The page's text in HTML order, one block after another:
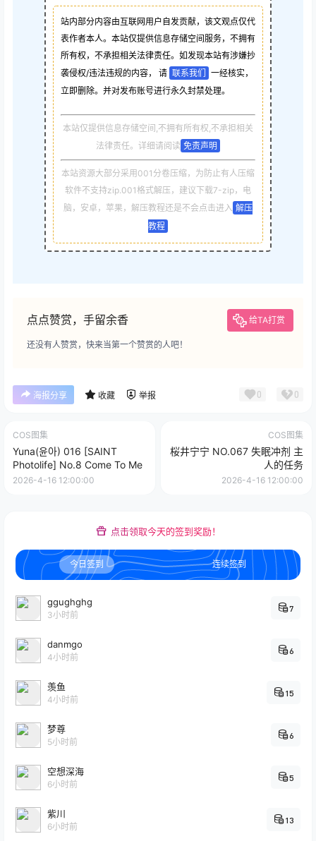
站内部分内容由互联网用户自发贡献，该文观点仅代
表作者本人。本站仅提供信息存储空间服务，不拥有
所有权，不承担相关法律责任。如发现本站有涉嫌抄
袭侵权/违法违规的内容， 请 联系我们
一经核实，
立即删除。并对发布账号进行永久封禁处理。
本站仅提供信息存储空间,不拥有所有权,不承担相关
法律责任。详细请阅读 免责声明
本站资源大部分采用001分卷压缩，为防止有人压缩
软件不支持zip.001格式解压，建议下载7-zip，电
脑，安卓，苹果，解压教程还是不会点击进入 解压
教程
点点赞赏，手留余香 给TA打赏
还没有人赞赏，快来当第一个赞赏的人吧！
海报分享 收藏 举报 0 0
COS图集
Yuna(윤아) 016 [SAINT
Photolife] No.8 Come To Me
2026-4-16 12:00:00
COS图集
桜井宁宁 NO.067 失眠冲剂 主
人的任务
2026-4-16 12:00:00
点击领取今天的签到奖励！
今日签到 连续签到
ggughghg
3小时前
7
danmgo
4小时前
6
羡鱼
4小时前
15
梦尊
5小时前
6
空想深海
6小时前
5
紫川
6小时前
13